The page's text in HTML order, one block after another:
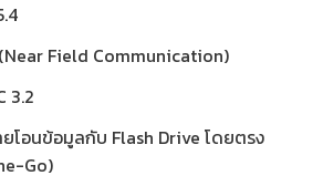
Field Communication)
3.2
ยโอนข้อมูลกับ Flash Drive โดยตรง
Go)